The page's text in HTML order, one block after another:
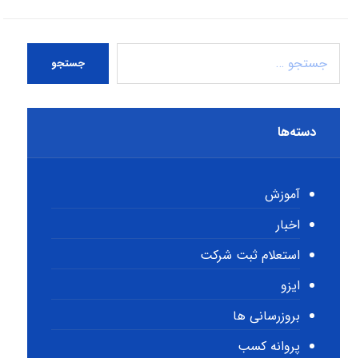
جستجو
دسته‌ها
آموزش
اخبار
استعلام ثبت شرکت
ایزو
بروزرسانی ها
پروانه کسب